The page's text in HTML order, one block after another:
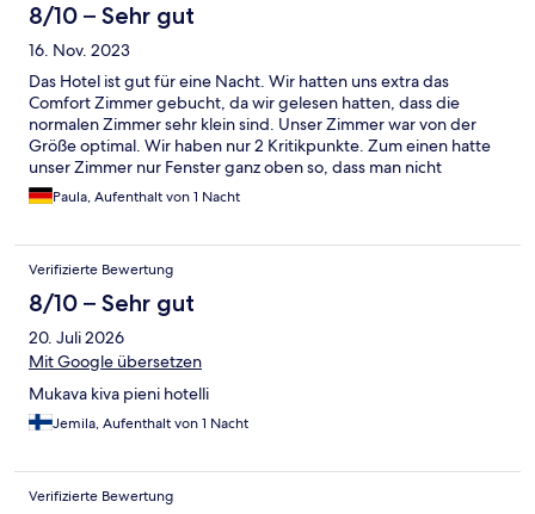
8/10 – Sehr gut
16. Nov. 2023
Das Hotel ist gut für eine Nacht. Wir hatten uns extra das
Comfort Zimmer gebucht, da wir gelesen hatten, dass die
normalen Zimmer sehr klein sind. Unser Zimmer war von der
Größe optimal. Wir haben nur 2 Kritikpunkte. Zum einen hatte
unser Zimmer nur Fenster ganz oben so, dass man nicht
rausgucken kann. Man hat sich ein bisschen wie im Gefängnis
gefühlt. Dazu sind die Shuttlezeiten super unflexibel hätten wir
entschieden.
Paula, Aufenthalt von 1 Nacht
Verifizierte Bewertung
8/10 – Sehr gut
20. Juli 2026
Mit Google übersetzen
Mukava kiva pieni hotelli
Jemila, Aufenthalt von 1 Nacht
Verifizierte Bewertung